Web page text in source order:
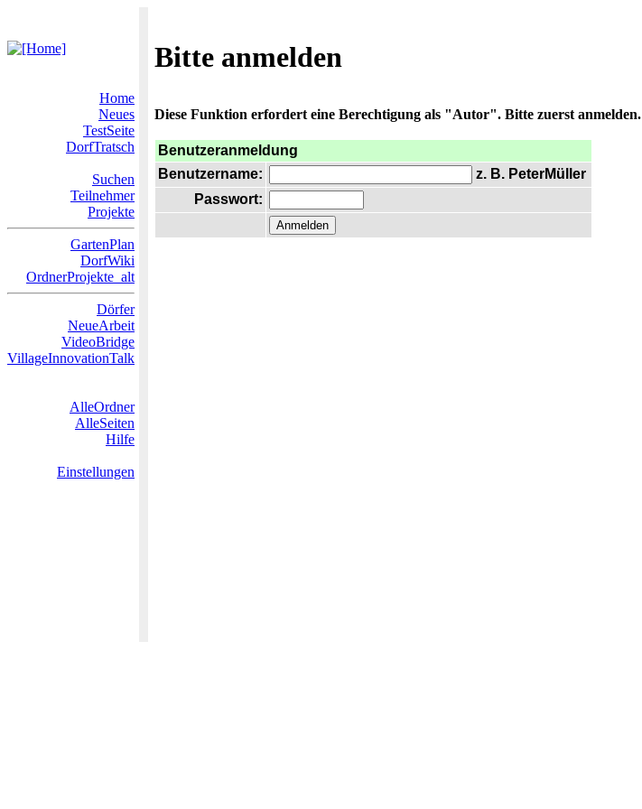
Bitte anmelden
Home
Neues
TestSeite
DorfTratsch
Suchen
Teilnehmer
Projekte
GartenPlan
DorfWiki
OrdnerProjekte_alt
Dörfer
NeueArbeit
VideoBridge
VillageInnovationTalk
AlleOrdner
AlleSeiten
Hilfe
Einstellungen
Diese Funktion erfordert eine Berechtigung als "Autor". Bitte zuerst anmelden.
Benutzeranmeldung
Benutzername:
z. B. PeterMüller
Passwort: